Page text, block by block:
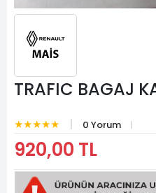
TRAFIC BAGAJ
★★★★★ 0 Yorum
920,00 TL